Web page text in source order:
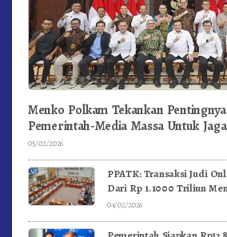
Menko Polkam Tekankan
Pemerintah-Media Massa Untuk
05/02/2026
PPATK: Transaksi Judi
Dari Rp 1.1000 Triliun
04/02/2026